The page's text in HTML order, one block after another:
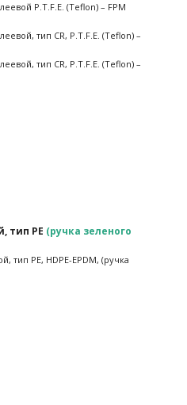
P.T.F.E. (Teflon) – FPM
тип CR, P.T.F.E. (Teflon) –
тип CR, P.T.F.E. (Teflon) –
тип PE (ручка зеленого
тип PE, HDPE-EPDM, (ручка